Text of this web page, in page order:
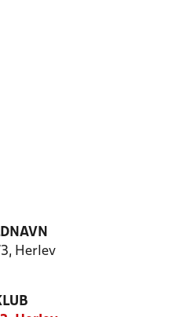
Herlev